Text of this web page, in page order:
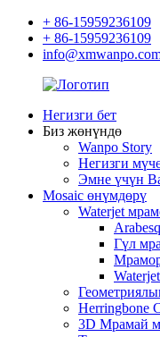
+ 86-15959236109
+ 86-15959236109
Негизги бет
Биз жөнүндө
Wanpo Story
Негизги
Эмне үчүн
Mosaic өнүмдөрү
Waterjet
Гүл
Herringbone
3D Мрамай